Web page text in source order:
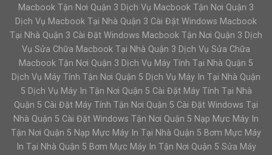
Macbook Tận Nơi Quận 3 Dịch Vụ Macbook Tận Nơi Quận 3
Dịch Vụ Macbook Tại Nhà Quận 3 Cài Đặt Windows Macbook
Tại Nhà Quận 3 Cài Đặt Windows Macbook Tận Nơi Quận 3 Dịch
Vụ Sửa Chữa Macbook Tại Nhà Quận 3 Dịch Vụ Sửa Chữa
Macbook Tận Nơi Quận 3 Dịch Vụ Máy Tính Tại Nhà Quận 5
Dịch Vụ Máy Tính Tận Nơi Quận 5 Dịch Vụ Máy In Tại Nhà Quận
5 Dịch Vụ Máy In Tận Nơi Quận 5 Cài Đặt Máy Tính Tại Nhà
Quận 5 Cài Đặt Máy Tính Tận Nơi Quận 5 Cài Đặt Windows Tại
Nhà Quận 5 Cài Đặt Windows Tận Nơi Quận 5 Nạp Mực Máy In
Tận Nơi Quận 5 Nạp Mực Máy In Tại Nhà Quận 5 Bơm Mực Máy
In Tại Nhà Quận 5 Bơm Mực Máy In Tận Nơi Quận 5 Sửa Máy